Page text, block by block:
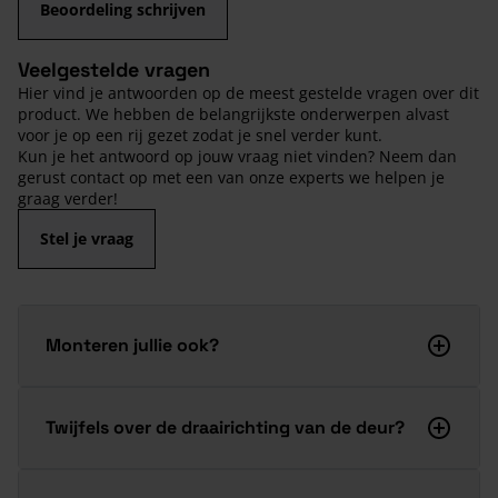
Beoordeling schrijven
Veelgestelde vragen
Hier vind je antwoorden op de meest gestelde vragen over dit
product. We hebben de belangrijkste onderwerpen alvast
voor je op een rij gezet zodat je snel verder kunt.
Kun je het antwoord op jouw vraag niet vinden? Neem dan
gerust contact op met een van onze experts we helpen je
graag verder!
Stel je vraag
Monteren jullie ook?
Twijfels over de draairichting van de deur?